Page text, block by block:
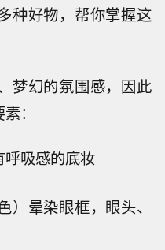
种好物，帮你掌握这
梦幻的氛围感，因此
：
吸感的底妆
）晕染眼框，眼头、